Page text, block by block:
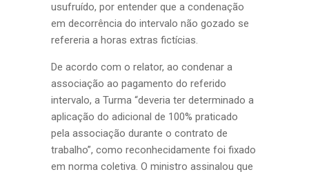
usufruído, por entender que a condenação
em decorrência do intervalo não gozado se
refereria a horas extras fictícias.
De acordo com o relator, ao condenar a
associação ao pagamento do referido
intervalo, a Turma “deveria ter determinado a
aplicação do adicional de 100% praticado
pela associação durante o contrato de
trabalho”, como reconhecidamente foi fixado
em norma coletiva. O ministro assinalou que